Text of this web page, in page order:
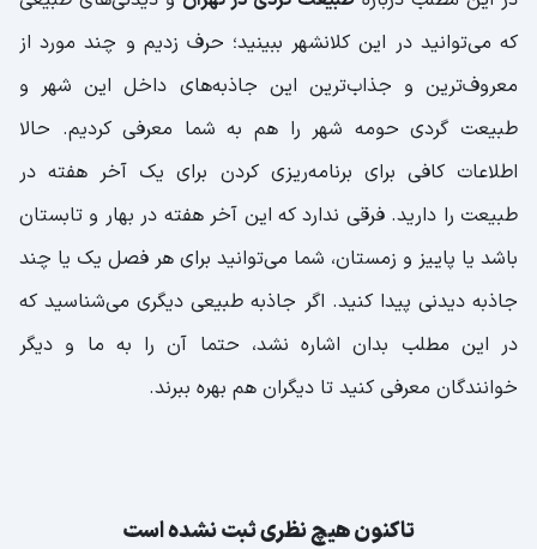
که می‌توانید در این کلانشهر ببینید؛ حرف زدیم و چند مورد از
معروف‌ترین و جذاب‌ترین این جاذبه‌های داخل این شهر و
طبیعت گردی حومه شهر را هم به شما معرفی کردیم. حالا
اطلاعات کافی برای برنامه‌ریزی کردن برای یک آخر هفته در
طبیعت را دارید. فرقی ندارد که این آخر هفته در بهار و تابستان
باشد یا پاییز و زمستان، شما می‌توانید برای هر فصل یک یا چند
جاذبه دیدنی پیدا کنید. اگر جاذبه طبیعی دیگری می‌شناسید که
در این مطلب بدان اشاره نشد، حتما آن را به ما و دیگر
خوانندگان معرفی کنید تا دیگران هم بهره ببرند.
تاکنون هیچ نظری ثبت نشده است